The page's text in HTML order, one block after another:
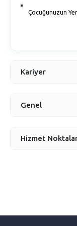
Çocuğunuzun
Özellik
Kariyer
Genel
Hizmet